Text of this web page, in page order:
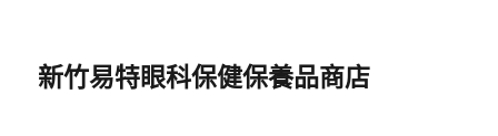
新竹易特眼科保健保養品商店